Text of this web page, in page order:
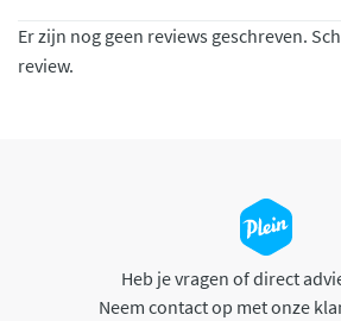
Er zijn nog geen reviews geschreven.
review.
Heb je vragen of direct
Neem contact op met onze